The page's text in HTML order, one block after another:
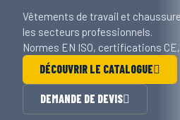
Vêtements de travail et
les secteurs professionnels.
Normes EN ISO, certifications
DÉCOUVRIR LE CATALOGUE
DEMANDE DE DEVIS